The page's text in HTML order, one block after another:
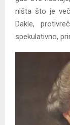
ništa što je
Dakle,
spekulativno,